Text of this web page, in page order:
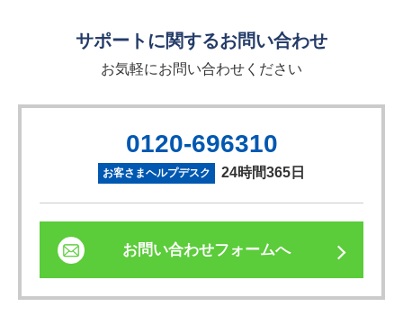
サポートに関するお問い合わせ
お気軽にお問い合わせください
0120-696310
お客さまヘルプデスク 24時間365日
お問い合わせフォームへ